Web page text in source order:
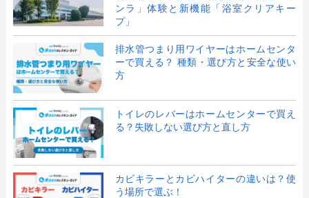
ンラ」体験と新機能「浴室クリアキー
プ」
排水管つまり用ワイヤーはホームセンタ
ーで買える？ 種類・選び方と安全な使い
方
トイレのレバーはホームセンターで買え
る？失敗しない選び方と直し方
カビキラーとカビハイターの違いは？使
う場所で選ぶ！